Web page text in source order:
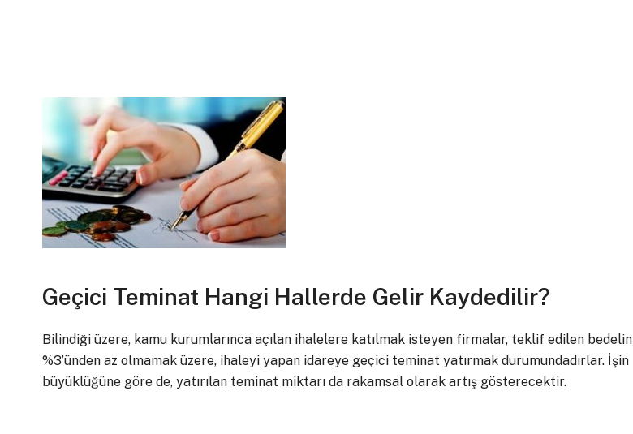
Geçici Teminat Hangi Hallerde Gelir Kaydedilir?
Bilindiği üzere, kamu kurumlarınca açılan ihalelere katılmak isteyen firmalar, teklif edilen bedelin
%3’ünden az olmamak üzere, ihaleyi yapan idareye geçici teminat yatırmak durumundadırlar. İşin
büyüklüğüne göre de, yatırılan teminat miktarı da rakamsal olarak artış gösterecektir.